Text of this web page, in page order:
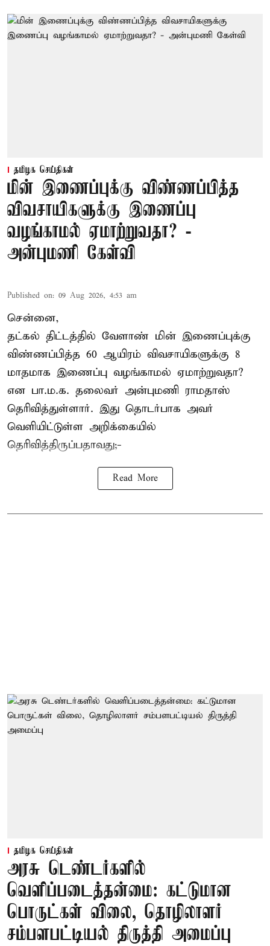
தமிழக செய்திகள்
மின் இணைப்புக்கு விண்ணப்பித்த
விவசாயிகளுக்கு இணைப்பு
வழங்காமல் ஏமாற்றுவதா? -
அன்புமணி கேள்வி
Published on: 09 Aug 2026, 4:53 am
சென்னை,
தட்கல் திட்டத்தில் வேளாண் மின் இணைப்புக்கு
விண்ணப்பித்த 60 ஆயிரம் விவசாயிகளுக்கு 8
மாதமாக இணைப்பு வழங்காமல் ஏமாற்றுவதா?
என பா.ம.க. தலைவர் அன்புமணி ராமதாஸ்
தெரிவித்துள்ளார். இது தொடர்பாக அவர்
வெளியிட்டுள்ள அறிக்கையில்
தெரிவித்திருப்பதாவது;-
Read More
தமிழக செய்திகள்
அரசு டெண்டர்களில்
வெளிப்படைத்தன்மை: கட்டுமான
பொருட்கள் விலை, தொழிலாளர்
சம்பளபட்டியல் திருத்தி அமைப்பு